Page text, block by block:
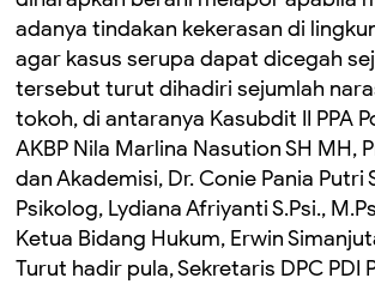
adanya tindakan kekerasan di
agar kasus serupa dapat dicegah
tersebut turut dihadiri sejumlah
tokoh, di antaranya Kasubdit II PPA
AKBP Nila Marlina Nasution SH MH,
dan Akademisi, Dr. Conie Pania Putri
Psikolog, Lydiana Afriyanti S.Psi.,
Ketua Bidang Hukum, Erwin
Turut hadir pula, Sekretaris DPC PDI